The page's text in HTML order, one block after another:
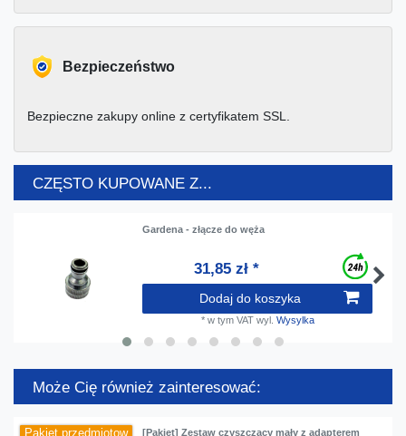
Bezpieczeństwo
Bezpieczne zakupy online z certyfikatem SSL.
CZĘSTO KUPOWANE Z...
Gardena - złącze do węża
31,85 zł *
Dodaj do koszyka
* w tym VATwyl. Wysylka
Może Cię również zainteresować:
Pakiet przedmiotow
[Pakiet] Zestaw czyszczący mały z adapterem